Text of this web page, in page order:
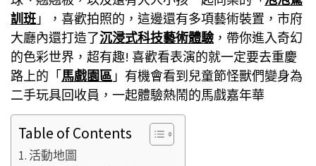
訓班 」，喜歡拍照的，這邊還有多項藝術裝置，市府
大廳內還打造了沉浸式科技藝術體驗，帶你進入奇幻
的色彩世界，超有趣! 喜歡看表演的就一定要去重慶
路上的「馬戲園區 」有機會看到兒童節怪獸們變身為
二手玩具回收員，一起體驗熱鬧的馬戲嘉年華
Table of Contents
活動地圖